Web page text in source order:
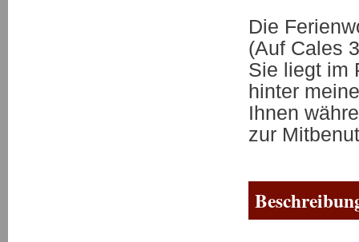
Die
(Auf Cales
Sie liegt im
hinter
Ihnen
zur